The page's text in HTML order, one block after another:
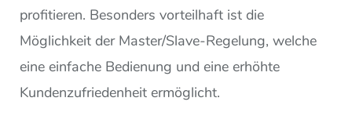
profitieren. Besonders vorteilhaft ist die
Möglichkeit der Master/Slave-Regelung, welche
eine einfache Bedienung und eine erhöhte
Kundenzufriedenheit ermöglicht.